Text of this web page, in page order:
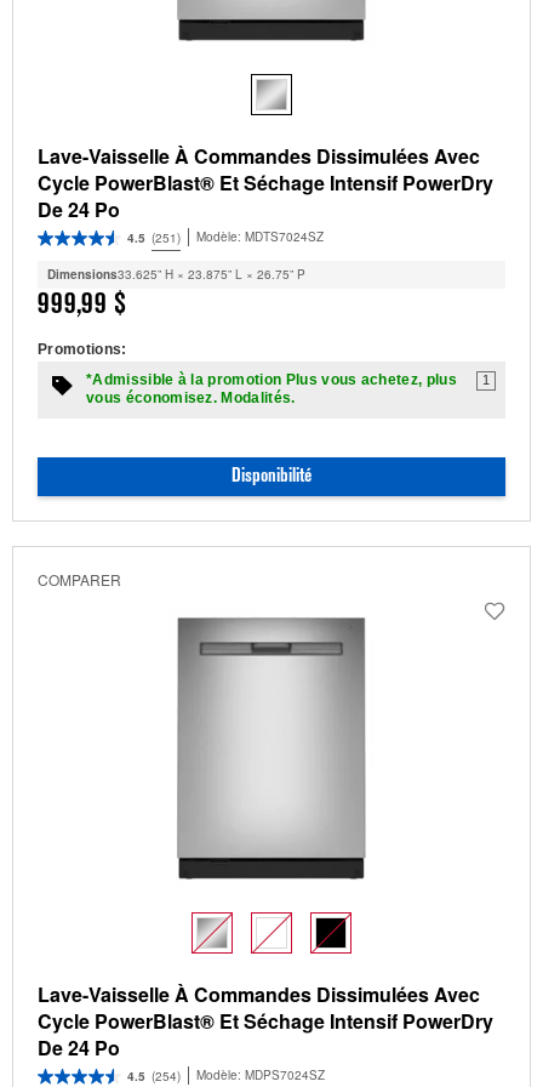
Lave-Vaisselle À Commandes Dissimulées Avec
Cycle PowerBlast® Et Séchage Intensif PowerDry
De 24 Po
4.5 (251) Modèle: MDTS7024SZ
Dimensions33.625” H × 23.875” L × 26.75” P
999,99 $
Promotions:
*Admissible à la promotion Plus vous achetez, plus
vous économisez. Modalités.
1
Disponibilité
COMPARER
Lave-Vaisselle À Commandes Dissimulées Avec
Cycle PowerBlast® Et Séchage Intensif PowerDry
De 24 Po
4.5 (254) Modèle: MDPS7024SZ